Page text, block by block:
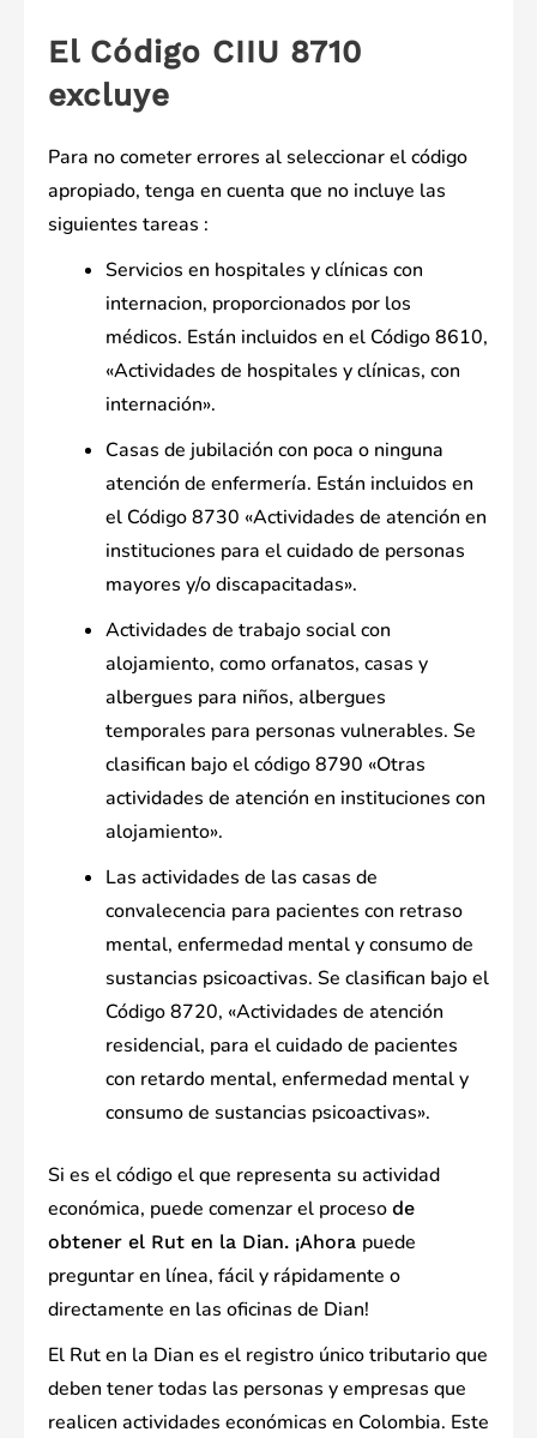
El Código CIIU 8710
excluye
Para no cometer errores al seleccionar el código
apropiado, tenga en cuenta que no incluye las
siguientes tareas :
Servicios en hospitales y clínicas con
internacion, proporcionados por los
médicos. Están incluidos en el Código 8610,
«Actividades de hospitales y clínicas, con
internación».
Casas de jubilación con poca o ninguna
atención de enfermería. Están incluidos en
el Código 8730 «Actividades de atención en
instituciones para el cuidado de personas
mayores y/o discapacitadas».
Actividades de trabajo social con
alojamiento, como orfanatos, casas y
albergues para niños, albergues
temporales para personas vulnerables. Se
clasifican bajo el código 8790 «Otras
actividades de atención en instituciones con
alojamiento».
Las actividades de las casas de
convalecencia para pacientes con retraso
mental, enfermedad mental y consumo de
sustancias psicoactivas. Se clasifican bajo el
Código 8720, «Actividades de atención
residencial, para el cuidado de pacientes
con retardo mental, enfermedad mental y
consumo de sustancias psicoactivas».
Si es el código el que representa su actividad
económica, puede comenzar el proceso de
obtener el Rut en la Dian. ¡Ahora puede
preguntar en línea, fácil y rápidamente o
directamente en las oficinas de Dian!
El Rut en la Dian es el registro único tributario que
deben tener todas las personas y empresas que
realicen actividades económicas en Colombia. Este